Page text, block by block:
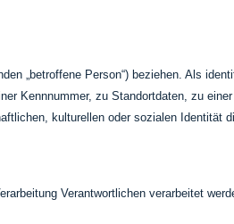
„betroffene Person“) beziehen. Als
Kennnummer, zu Standortdaten, zu
kulturellen oder sozialen Identität
Verantwortlichen verarbeitet